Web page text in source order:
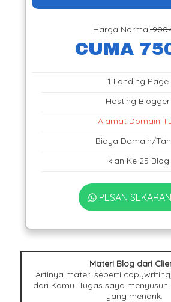
Harga Normal
CUMA
1 Landing Page
Hosting Blogger
Alamat Domain
Biaya Domain/
Iklan Ke 25 Blog
PESAN
Materi Blog dari
Artinya materi seperti
dari Kamu. Tugas saya menyusun
yang menarik.